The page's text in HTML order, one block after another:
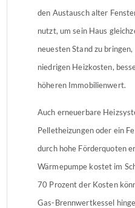
den Austausch alter
nutzt, um sein Haus
neuesten Stand zu
niedrigen Heizkosten,
höheren Immobilienwert.
Auch erneuerbare
Pelletheizungen oder ein
durch hohe Förderquoten
Wärmepumpe kostet im
70 Prozent der Kosten
Gas-Brennwertkessel